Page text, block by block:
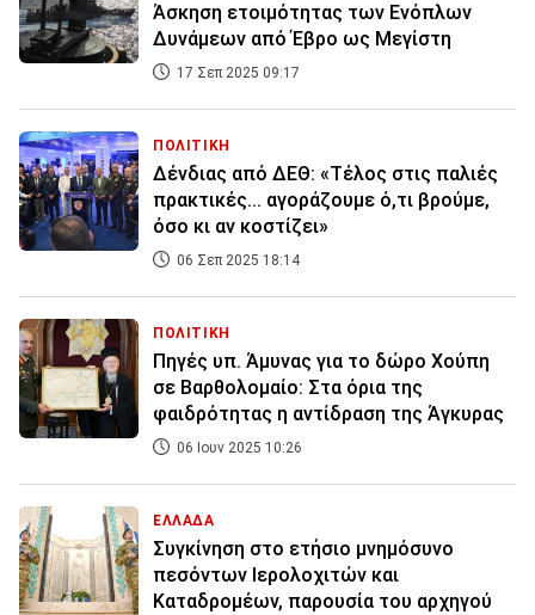
Άσκηση ετοιμότητας των Ενόπλων
Δυνάμεων από Έβρο ως Μεγίστη
17 Σεπ 2025 09:17
ΠΟΛΙΤΙΚΗ
Δένδιας από ΔΕΘ: «Τέλος στις παλιές
πρακτικές... αγοράζουμε ό,τι βρούμε,
όσο κι αν κοστίζει»
06 Σεπ 2025 18:14
ΠΟΛΙΤΙΚΗ
Πηγές υπ. Άμυνας για το δώρο Χούπη
σε Βαρθολομαίο: Στα όρια της
φαιδρότητας η αντίδραση της Άγκυρας
06 Ιουν 2025 10:26
ΕΛΛΑΔΑ
Συγκίνηση στο ετήσιο μνημόσυνο
πεσόντων Ιερολοχιτών και
Καταδρομέων, παρουσία του αρχηγού